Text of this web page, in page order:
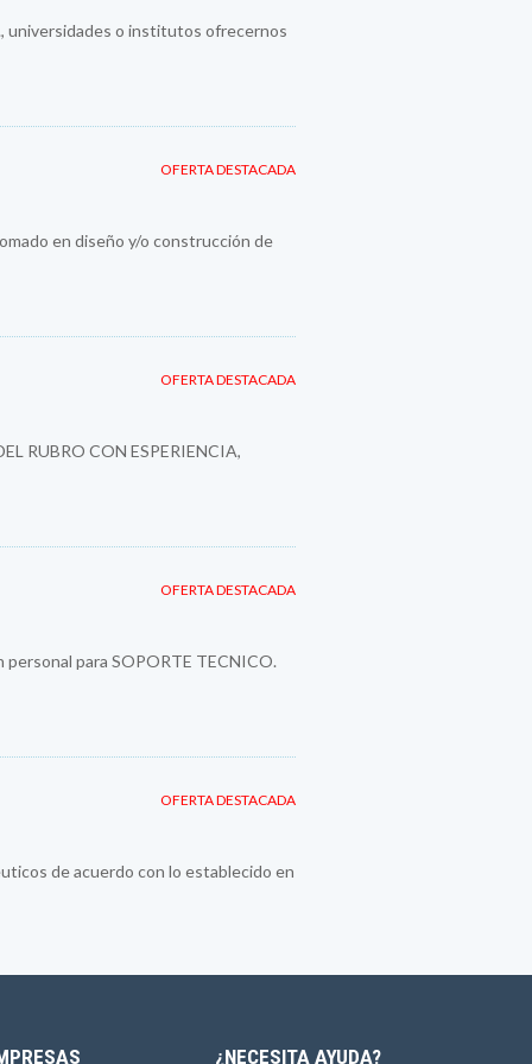
universidades o institutos ofrecernos
OFERTA DESTACADA
en diseño y/o construcción de
OFERTA DESTACADA
RUBRO CON ESPERIENCIA,
OFERTA DESTACADA
para SOPORTE TECNICO.
OFERTA DESTACADA
de acuerdo con lo establecido en
¿NECESITA AYUDA?